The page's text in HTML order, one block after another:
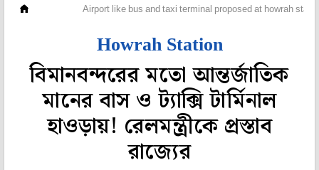
Airport like bus and taxi terminal proposed at howrah
Howrah Station
বিমানবন্দরের মতো আন্তর্জাতিক
মানের বাস ও ট্যাক্সি টার্মিনাল
হাওড়ায়! রেলমন্ত্রীকে প্রস্তাব
রাজ্যের